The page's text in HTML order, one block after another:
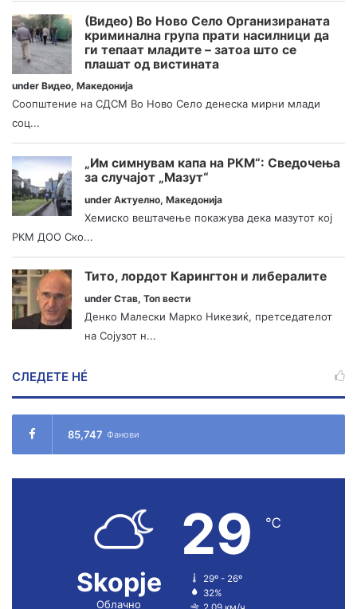
(Видео) Во Ново Село Организираната
криминална група прати насилници да
ги тепаат младите – затоа што се
плашат од вистината
under Видео, Македонија
Соопштение на СДСМ Во Ново Село денеска мирни млади
соц...
„Им симнувам капа на РКМ“: Сведочења
за случајот „Мазут“
under Актуелно, Македонија
Хемиско вештачење покажува дека мазутот кој
РКМ ДОО Ско...
Тито, лордот Карингтон и либералите
under Став, Топ вести
Денко Малески Марко Никезиќ, претседателот
на Сојузот н...
СЛЕДЕТЕ НÉ
85,747 Фанови
Skopje
Облачно
29 ℃
29º - 26º
32%